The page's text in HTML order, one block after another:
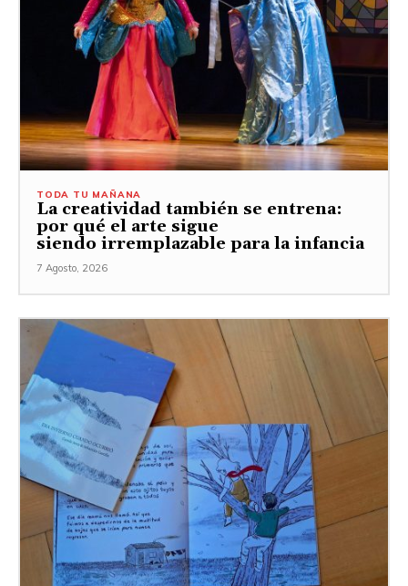
TODA TU MAÑANA
La creatividad también se entrena:
por qué el arte sigue
siendo irremplazable para la infancia
7 Agosto, 2026